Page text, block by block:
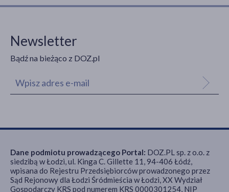
Newsletter
Bądź na bieżąco z DOZ.pl
Dane podmiotu prowadzącego Portal: DOZ.PL sp. z o.o. z
siedzibą w Łodzi, ul. Kinga C. Gillette 11, 94-406 Łódź,
wpisana do Rejestru Przedsiębiorców prowadzonego przez
Sąd Rejonowy dla Łodzi Śródmieścia w Łodzi, XX Wydział
Gospodarczy KRS pod numerem KRS 0000301254, NIP